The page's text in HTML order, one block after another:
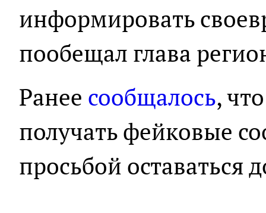
информировать
пообещал глава
Ранее сообщалось,
получать фейковые
просьбой оставаться